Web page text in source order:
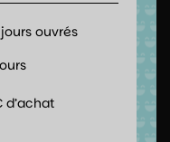
ouvrés
d’achat